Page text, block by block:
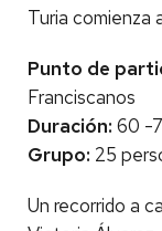
Turia comienza
Punto de
Franciscanos
Duración: 60 -
Grupo: 25
Un recorrido a